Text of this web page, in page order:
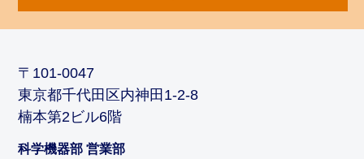
〒101-0047
東京都千代田区内神田1-2-8
楠本第2ビル6階
科学機器部 営業部